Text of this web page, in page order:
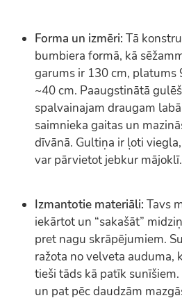
Forma un izmēri: Tā
bumbiera formā, kā
garums ir 130 cm, platums
~40 cm. Paaugstinātā
spalvainajam draugam
saimnieka gaitas un
dīvānā. Gultiņa ir ļoti
var pārvietot jebkur mājoklī.
Izmantotie materiāli: Tavs
iekārtot un “sakašāt”
pret nagu skrāpējumiem.
ražota no velveta auduma,
tieši tāds kā patīk
un pat pēc daudzām